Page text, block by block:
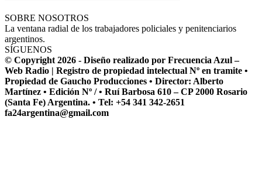
SOBRE NOSOTROS
La ventana radial de los trabajadores policiales y penitenciarios
argentinos.
SÍGUENOS
© Copyright 2026 - Diseño realizado por Frecuencia Azul –
Web Radio | Registro de propiedad intelectual Nº en tramite •
Propiedad de Gaucho Producciones • Director: Alberto
Martínez • Edición Nº / • Ruí Barbosa 610 – CP 2000 Rosario
(Santa Fe) Argentina. • Tel: +54 341 342-2651
fa24argentina@gmail.com